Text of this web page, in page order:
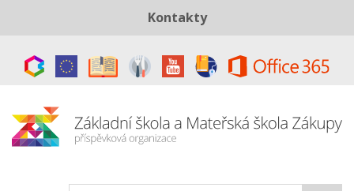
Kontakty
Datová schránka:ye8cp64